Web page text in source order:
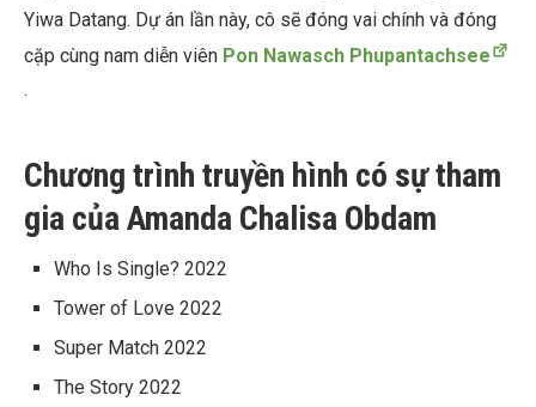
Yiwa Datang. Dự án lần này, cô sẽ đóng vai chính và đóng
cặp cùng nam diễn viên Pon Nawasch Phupantachsee
.
Chương trình truyền hình có sự tham
gia của Amanda Chalisa Obdam
Who Is Single? 2022
Tower of Love 2022
Super Match 2022
The Story 2022